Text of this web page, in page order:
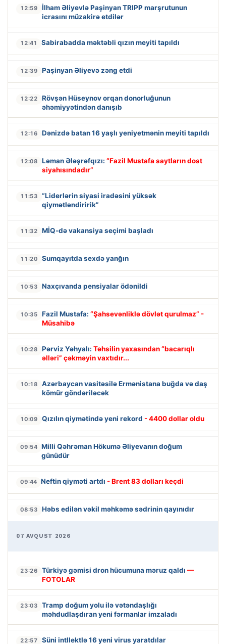
12:59
İlham Əliyevlə Paşinyan TRIPP marşrutunun
icrasını müzakirə etdilər
12:41 Sabirabadda məktəbli qızın meyiti tapıldı
12:39 Paşinyan Əliyevə zəng etdi
12:22
Rövşən Hüseynov orqan donorluğunun
əhəmiyyətindən danışıb
12:16 Dənizdə batan 16 yaşlı yeniyetmənin meyiti tapıldı
12:08 Ləman Ələşrəfqızı: “Fazil Mustafa saytların dost
siyahısındadır”
11:53
“Liderlərin siyasi iradəsini yüksək
qiymətləndiririk”
11:32 MİQ-də vakansiya seçimi başladı
11:20 Sumqayıtda sexdə yanğın
10:53 Naxçıvanda pensiyalar ödənildi
10:35 Fazil Mustafa: “Şahsevənliklə dövlət qurulmaz” -
Müsahibə
10:28 Pərviz Yəhyalı: Təhsilin yaxasından “bacarıqlı
əlləri” çəkməyin vaxtıdır...
10:18
Azərbaycan vasitəsilə Ermənistana buğda və daş
kömür göndəriləcək
10:09 Qızılın qiymətində yeni rekord - 4400 dollar oldu
09:54 Milli Qəhrəman Hökumə Əliyevanın doğum
günüdür
09:44 Neftin qiyməti artdı - Brent 83 dolları keçdi
08:53 Həbs edilən vəkil məhkəmə sədrinin qayınıdır
07 AVQUST 2026
23:26 Türkiyə gəmisi dron hücumuna məruz qaldı —
FOTOLAR
23:03
Tramp doğum yolu ilə vətəndaşlığı
məhdudlaşdıran yeni fərmanlar imzaladı
22:57 Süni intllektlə 16 yeni virus yaratdılar